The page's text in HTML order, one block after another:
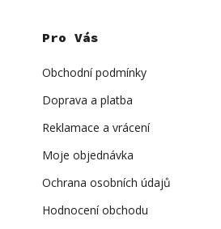
Pro Vás
Obchodní podmínky
Doprava a platba
Reklamace a vrácení
Moje objednávka
Ochrana osobních údajů
Hodnocení obchodu